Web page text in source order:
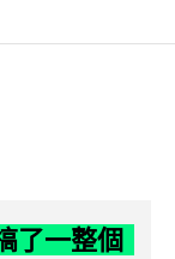
了一整個